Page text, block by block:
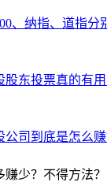
、纳指、道指分
东投票真的有用
司到底是怎么赚
少？不得方法？